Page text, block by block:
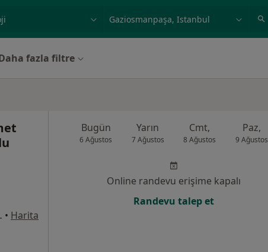
fazla filtre
Esenler • Harita
Bugün
6 Ağustos
Yarın
7 Ağustos
Cmt,
8 Ağustos
Paz,
9 Ağustos
Online randevu erişime kapalı
Randevu talep et